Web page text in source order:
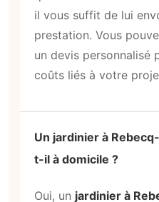
Quel que soit votre
des professionnels
vérifier la
les géolocalisations